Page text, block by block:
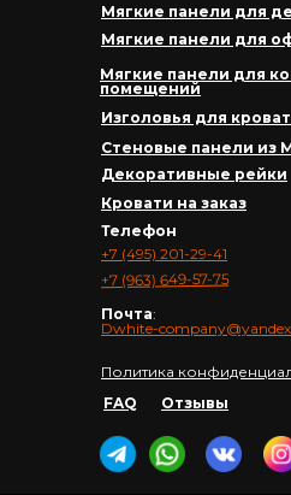
+7 (495) 201-29-41
+7 (963) 649-57-75
Почта:
Dwhite-
Политика
Телефон
FAQ
Мягкие панели для
помещений
Изголовья для
Стеновые панели из
Декоративные рейки
Кровати на заказ
Мягкие панели для
Мягкие панели для
Отзывы